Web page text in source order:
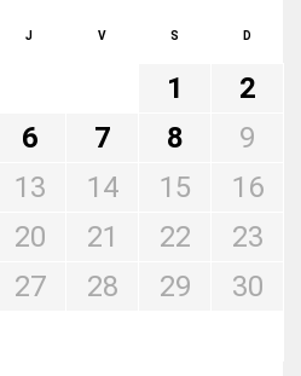
J V S D
1
2
6 7 8
9
13 14 15
16
20 21 22
23
27 28 29
30